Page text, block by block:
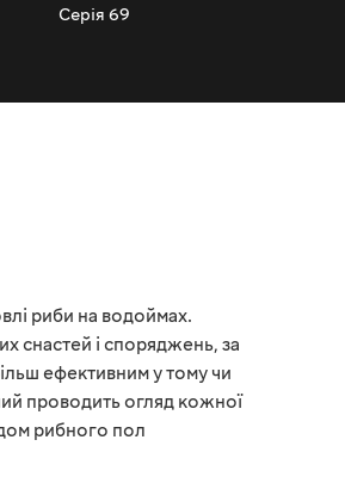
Серія 69
риби на водоймах.
снастей і споряджень, за
ефективним у тому чи
проводить огляд кожної
рибного пол